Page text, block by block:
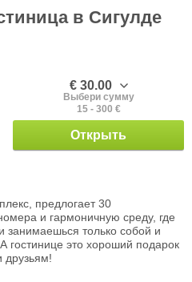
в Сигулде
€ 30.00
Выбери сумму
15 - 300 €
Открыть
предлогает 30
и гармоничную среду, где
занимаешься только собой и
это хороший подарок
друзьям!